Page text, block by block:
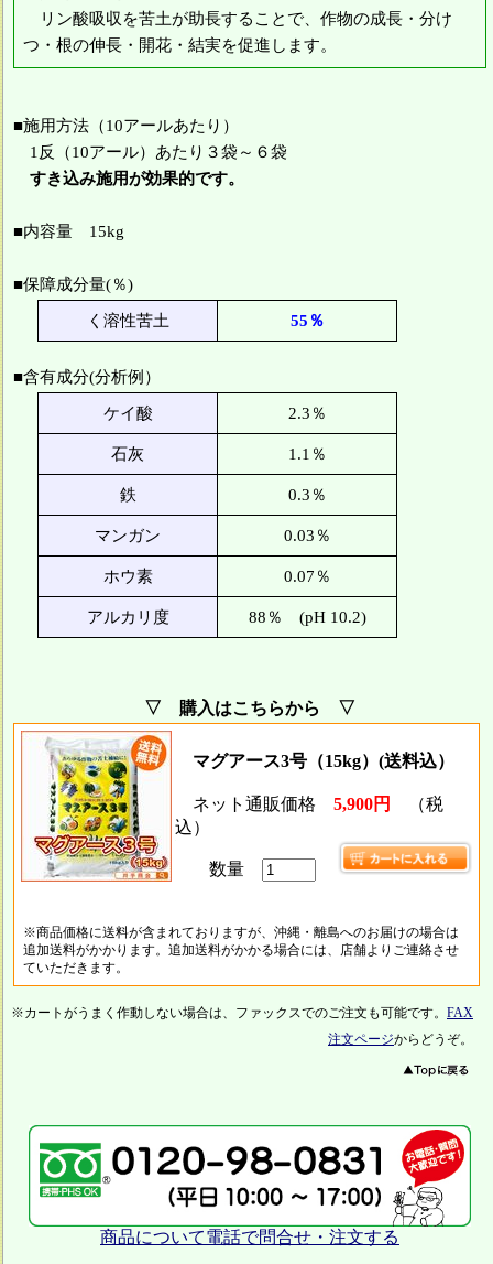
リン酸吸収を苦土が助長することで、作物の成長・分け
つ・根の伸長・開花・結実を促進します。
■施用方法（10アールあたり）
1反（10アール）あたり３袋～６袋
すき込み施用が効果的です。
■内容量 15kg
■保障成分量(％)
く溶性苦土 55％
■含有成分(分析例）
ケイ酸 2.3％
石灰 1.1％
鉄 0.3％
マンガン 0.03％
ホウ素 0.07％
アルカリ度 88％ (pH 10.2)
▽ 購入はこちらから ▽
マグアース3号（15kg）(送料込）
ネット通販価格 5,900円
（税
込）
数量
※商品価格に送料が含まれておりますが、沖縄・離島へのお届けの場合は
追加送料がかかります。追加送料がかかる場合には、店舗よりご連絡させ
ていただきます。
※カートがうまく作動しない場合は、ファックスでのご注文も可能です。 FAX
注文ページからどうぞ。
商品について電話で問合せ・注文する